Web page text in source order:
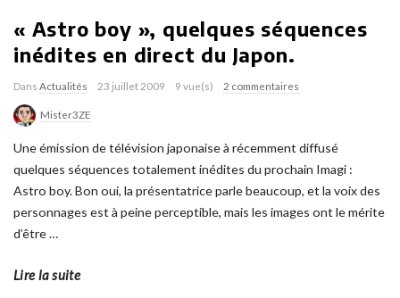
« Astro boy », quelques séquences
inédites en direct du Japon.
Dans Actualités 23 juillet 2009 9 vue(s) 2 commentaires
Mister3ZE
Une émission de télévision japonaise à récemment diffusé
quelques séquences totalement inédites du prochain Imagi :
Astro boy. Bon oui, la présentatrice parle beaucoup, et la voix des
personnages est à peine perceptible, mais les images ont le mérite
d’être…
Lire la suite